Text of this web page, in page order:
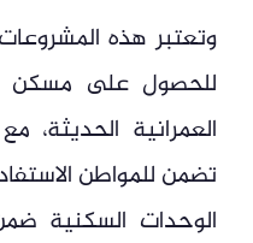
وتعتبر هذه
للحصول على مسكن
العمرانية
تضمن للمواطن
الوحدات السكنية